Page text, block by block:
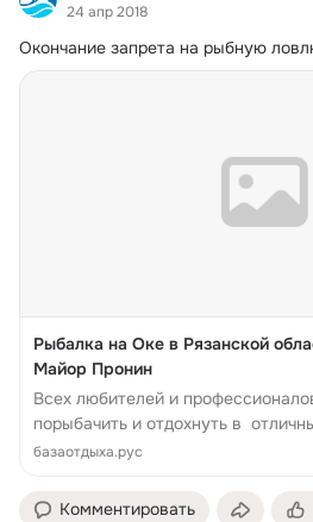
24 апр 2018
Окончание запрета на рыбную
Рыбалка на Оке в Рязанской
Майор Пронин
Всех любителей и
порыбачить и отдохнуть в
Оке. Слияние двух рек создает
базаотдыха.рус
Комментировать